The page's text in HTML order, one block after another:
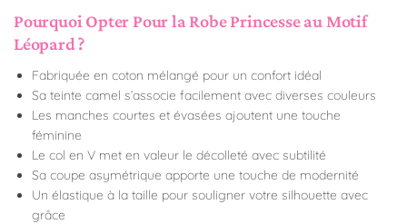
Pourquoi Opter Pour la Robe Princesse au Motif
Léopard ?
Fabriquée en coton mélangé pour un confort idéal
Sa teinte camel s’associe facilement avec diverses couleurs
Les manches courtes et évasées ajoutent une touche
féminine
Le col en V met en valeur le décolleté avec subtilité
Sa coupe asymétrique apporte une touche de modernité
Un élastique à la taille pour souligner votre silhouette avec
grâce